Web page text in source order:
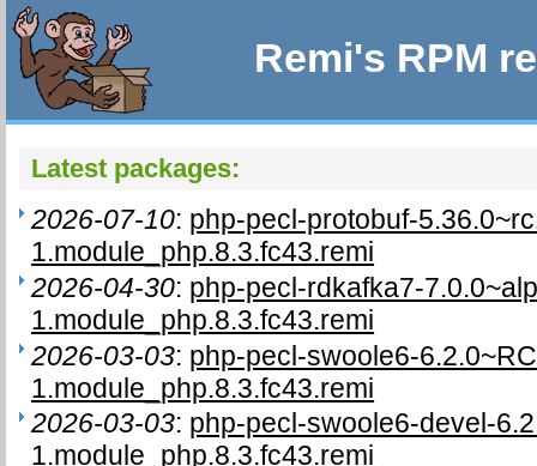
Remi's RPM
Latest packages:
2026-07-10: php-pecl-protobuf-
1.module_php.8.3.fc43.remi
2026-04-30: php-pecl-rdkafka7-
1.module_php.8.3.fc43.remi
2026-03-03: php-pecl-swoole6-
1.module_php.8.3.fc43.remi
2026-03-03: php-pecl-swoole6-devel-
1.module_php.8.3.fc43.remi